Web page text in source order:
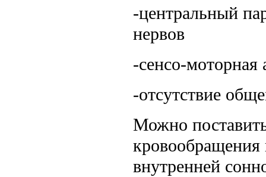
-центральный
нервов
-сенсо-моторная
-отсутствие
Можно
внутренней